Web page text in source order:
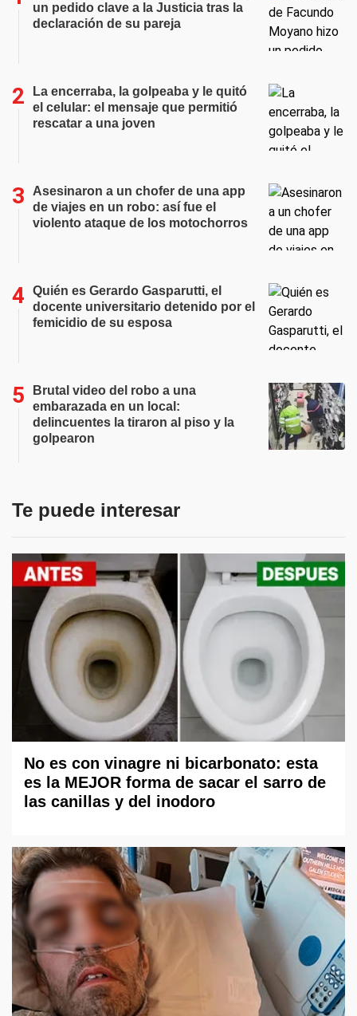
un pedido clave a la Justicia tras la
declaración de su pareja
La encerraba, la golpeaba y le quitó
el celular: el mensaje que permitió
rescatar a una joven
Asesinaron a un chofer de una app
de viajes en un robo: así fue el
violento ataque de los motochorros
Quién es Gerardo Gasparutti, el
docente universitario detenido por el
femicidio de su esposa
Brutal video del robo a una
embarazada en un local:
delincuentes la tiraron al piso y la
golpearon
Te puede interesar
No es con vinagre ni bicarbonato: esta
es la MEJOR forma de sacar el sarro de
las canillas y del inodoro